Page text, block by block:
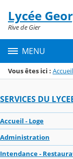
Menu de la
Contenu
Lycée
Rive de Gier
MENU
Vous êtes ici : Accueil
SERVICES DU
Accueil - Loge
Administration
Intendance -